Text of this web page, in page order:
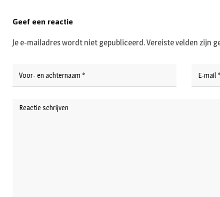
Geef een reactie
Je e-mailadres wordt niet gepubliceerd.Vereiste velden zijn